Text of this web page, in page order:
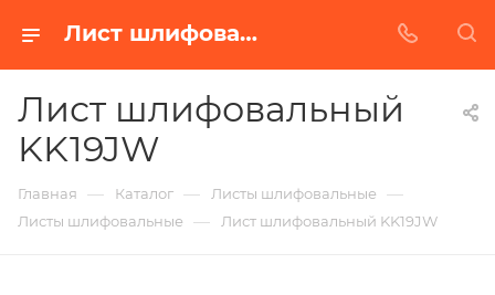
Лист шлифовальный KK19JW в Белгороде | Купить по недорогой цене от Абразивного Завода
Лист шлифовальный
KK19JW
Главная — Каталог — Листы шлифовальные —
Листы шлифовальные — Лист шлифовальный KK19JW